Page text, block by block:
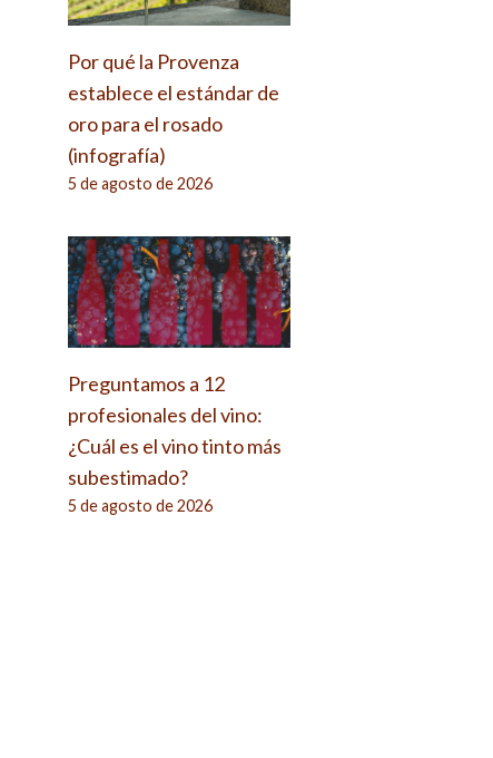
Por qué la Provenza
establece el estándar de
oro para el rosado
(infografía)
5 de agosto de 2026
Preguntamos a 12
profesionales del vino:
¿Cuál es el vino tinto más
subestimado?
5 de agosto de 2026